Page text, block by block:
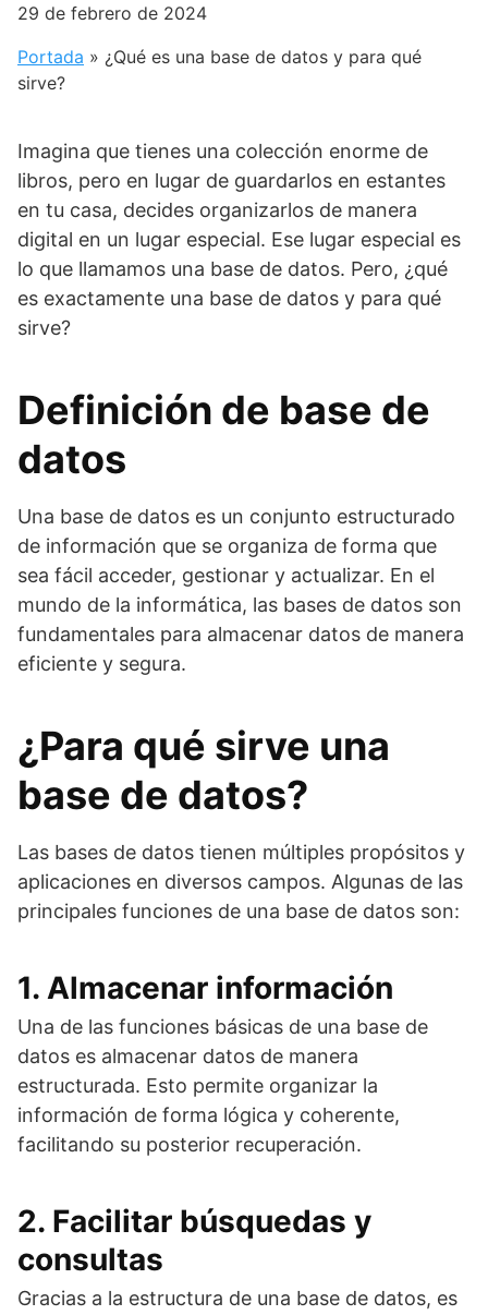
29 de febrero de 2024
Portada » ¿Qué es una base de datos y para qué
sirve?
Imagina que tienes una colección enorme de
libros, pero en lugar de guardarlos en estantes
en tu casa, decides organizarlos de manera
digital en un lugar especial. Ese lugar especial es
lo que llamamos una base de datos. Pero, ¿qué
es exactamente una base de datos y para qué
sirve?
Definición de base de
datos
Una base de datos es un conjunto estructurado
de información que se organiza de forma que
sea fácil acceder, gestionar y actualizar. En el
mundo de la informática, las bases de datos son
fundamentales para almacenar datos de manera
eficiente y segura.
¿Para qué sirve una
base de datos?
Las bases de datos tienen múltiples propósitos y
aplicaciones en diversos campos. Algunas de las
principales funciones de una base de datos son:
1. Almacenar información
Una de las funciones básicas de una base de
datos es almacenar datos de manera
estructurada. Esto permite organizar la
información de forma lógica y coherente,
facilitando su posterior recuperación.
2. Facilitar búsquedas y
consultas
Gracias a la estructura de una base de datos, es